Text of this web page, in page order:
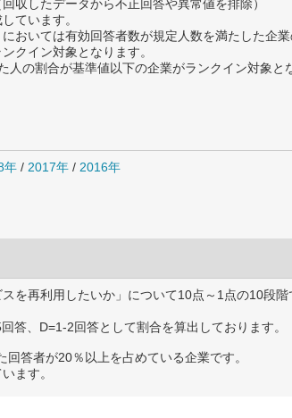
収したデータから不正回答や異常値を排除）
ています。
おいては有効回答者数が規定人数を満たした企
クイン対象となります。
の割合が基準値以下の企業がランクイン対象と
年 / 2017年 / 2016年
を再利用したいか」について10点～1点の10段
、D=1-2回答として割合を算出しております。
答者が20％以上を占めている企業です。
ます。